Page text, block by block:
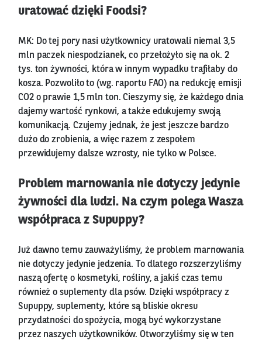
uratować dzięki Foodsi?
MK: Do tej pory nasi użytkownicy uratowali niemal 3,5
mln paczek niespodzianek, co przełożyło się na ok. 2
tys. ton żywności, która w innym wypadku trafiłaby do
kosza. Pozwoliło to (wg. raportu FAO) na redukcję emisji
CO2 o prawie 1,5 mln ton. Cieszymy się, że każdego dnia
dajemy wartość rynkowi, a także edukujemy swoją
komunikacją. Czujemy jednak, że jest jeszcze bardzo
dużo do zrobienia, a więc razem z zespołem
przewidujemy dalsze wzrosty, nie tylko w Polsce.
Problem marnowania nie dotyczy jedynie
żywności dla ludzi. Na czym polega Wasza
współpraca z Supuppy?
Już dawno temu zauważyliśmy, że problem marnowania
nie dotyczy jedynie jedzenia. To dlatego rozszerzyliśmy
naszą ofertę o kosmetyki, rośliny, a jakiś czas temu
również o suplementy dla psów. Dzięki współpracy z
Supuppy, suplementy, które są bliskie okresu
przydatności do spożycia, mogą być wykorzystane
przez naszych użytkowników. Otworzyliśmy się w ten